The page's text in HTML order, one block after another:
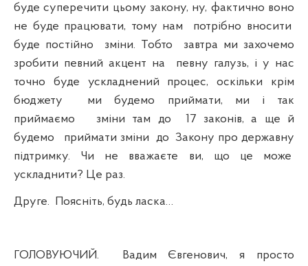
буде суперечити цьому закону, ну, фактично воно
не буде працювати, тому нам
потрібно вносити
буде постійно
зміни. Тобто
завтра ми захочемо
зробити певний акцент на
певну галузь, і у нас
точно буде ускладнений процес, оскільки крім
бюджету
ми будемо приймати, ми і так
приймаємо
зміни там до
17 законів, а ще й
будемо
приймати зміни до Закону про державну
підтримку. Чи не вважаєте ви, що це може
ускладнити? Це раз.
Друге. Поясніть, будь ласка…
ГОЛОВУЮЧИЙ.
Вадим Євгенович, я просто